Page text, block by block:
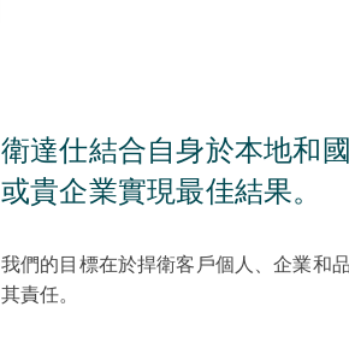
衛達仕結合自身於本地和
或貴企業實現最佳結果。
我們的目標在於捍衛客戶個人、企業和
其責任。